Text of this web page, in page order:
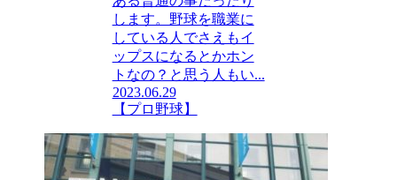
します。野球を職業に
している人でさえもイ
ップスになるとかホン
トなの？と思う人もい...
2023.06.29
【プロ野球】